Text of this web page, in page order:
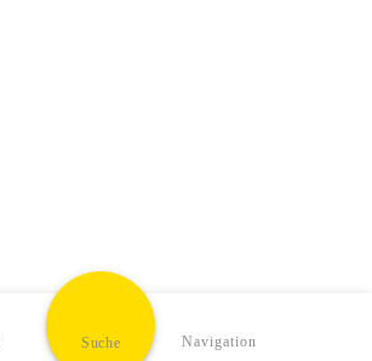
Suche Navigation